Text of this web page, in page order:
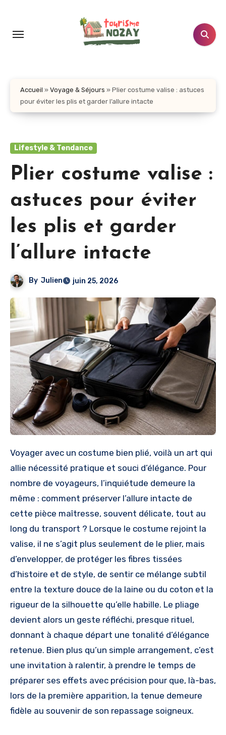
contenu
Accueil » Voyage & Séjours » Plier costume valise : astuces
pour éviter les plis et garder l’allure intacte
Lifestyle & Tendance
Plier costume valise :
astuces pour éviter
les plis et garder
l’allure intacte
By Julien juin 25, 2026
Voyager avec un costume bien plié, voilà un art qui
allie nécessité pratique et souci d’élégance. Pour
nombre de voyageurs, l’inquiétude demeure la
même : comment préserver l’allure intacte de
cette pièce maîtresse, souvent délicate, tout au
long du transport ? Lorsque le costume rejoint la
valise, il ne s’agit plus seulement de le plier, mais
d’envelopper, de protéger les fibres tissées
d’histoire et de style, de sentir ce mélange subtil
entre la texture douce de la laine ou du coton et la
rigueur de la silhouette qu’elle habille. Le pliage
devient alors un geste réfléchi, presque rituel,
donnant à chaque départ une tonalité d’élégance
retenue. Bien plus qu’un simple arrangement, c’est
une invitation à ralentir, à prendre le temps de
préparer ses effets avec précision pour que, là-bas,
lors de la première apparition, la tenue demeure
fidèle au souvenir de son repassage soigneux.